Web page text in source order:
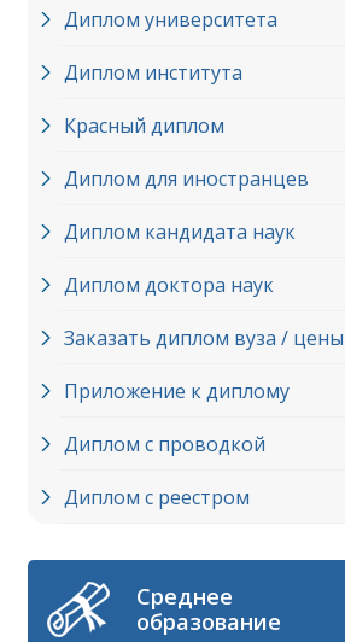
Диплом университета
Диплом института
Красный диплом
Диплом для иностранцев
Диплом кандидата наук
Диплом доктора наук
Заказать диплом вуза / цены
Приложение к диплому
Диплом с проводкой
Диплом с реестром
Среднее
образование